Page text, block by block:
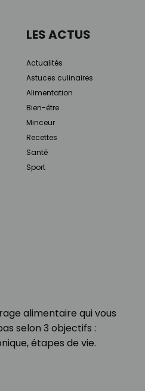
alimentaire qui vous
selon 3 objectifs :
étapes de vie.
LES ACTUS
Actualités
Astuces culinaires
Alimentation
Bien-être
Minceur
Recettes
Santé
Sport